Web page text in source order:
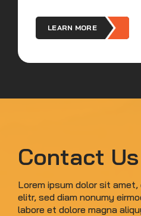
LEARN MORE
Contact Us
Lorem ipsum dolor sit
elitr, sed diam nonumy
labore et dolore magna